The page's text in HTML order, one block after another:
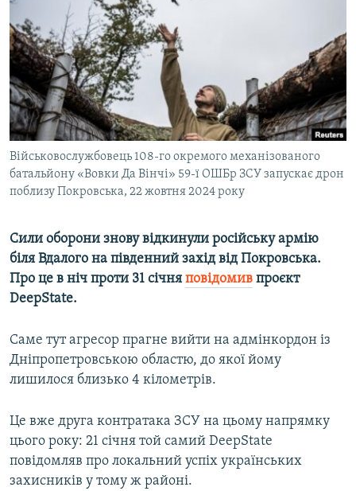
МУЛЬТИМЕДІА
ФОТО
СПЕЦПРОЄКТИ
ПОДКАСТИ
РУС
УКР
ДОЛУЧАЙСЯ!
Усі сайти RFE/RL
Військовослужбовець 108-го окремого механізованого
батальйону «Вовки Да Вінчі» 59-ї ОШБр ЗСУ запускає дрон
поблизу Покровська, 22 жовтня 2024 року
Сили оборони знову відкинули російську армію
біля Вдалого на південний захід від Покровська.
Про це в ніч проти 31 січня повідомив проєкт
DeepState.
Саме тут агресор прагне вийти на адмінкордон із
Дніпропетровською областю, до якої йому
лишилося близько 4 кілометрів.
Це вже друга контратака ЗСУ на цьому напрямку
цього року: 21 січня той самий DeepState
повідомляв про локальний успіх українських
захисників у тому ж районі.